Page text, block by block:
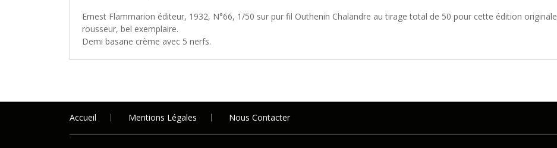
Ernest Flammarion éditeur, 1932, N°66, 1/50 sur pur fil Outhenin Chalandre au tirage total de 50 pour cette édition
rousseur, bel exemplaire.
Demi basane crème avec 5 nerfs.
Accueil Mentions Légales Nous Contacter